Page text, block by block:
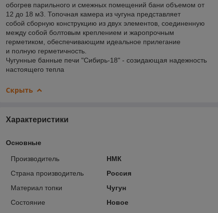
обогрев парильного и смежных помещений бани объемом от
12 до 18 м3 . Топочная камера из чугуна представляет
собой сборную конструкцию из двух элементов, соединенную
между собой болтовым креплением и жаропрочным
герметиком, обеспечивающим идеальное прилегание
и полную герметичность.
Чугунные банные печи "Сибирь-18" - созидающая надежность
настоящего тепла
Скрыть
Характеристики
Основные
Производитель
НМК
Страна производитель
Россия
Материал топки
Чугун
Состояние
Новое